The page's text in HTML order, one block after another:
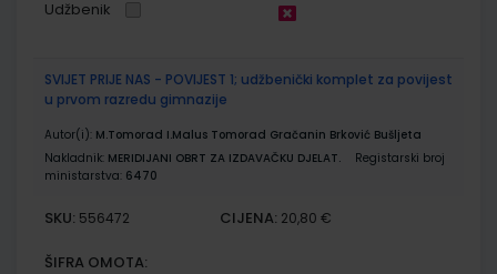
Udžbenik
SVIJET PRIJE NAS - POVIJEST 1; udžbenički komplet za povijest
u prvom razredu gimnazije
Autor(i): M.Tomorad I.Malus Tomorad Gračanin Brković Bušljeta
Nakladnik: MERIDIJANI OBRT ZA IZDAVAČKU DJELAT.
Registarski broj
ministarstva: 6470
SKU: 556472 CIJENA: 20,80 €
ŠIFRA OMOTA: